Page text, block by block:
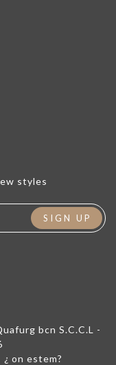
styles
SIGN UP
bcn S.C.C.L -
¿ on estem?